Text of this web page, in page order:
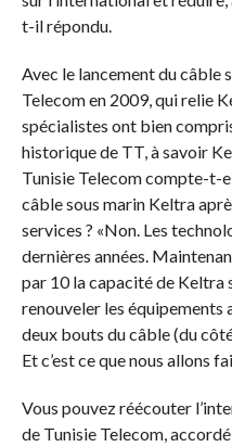
t-il répondu.
Avec le lancement du câble
Telecom en 2009, qui relie
spécialistes ont bien
historique de TT, à savoir
Tunisie Telecom compte-t-
câble sous marin Keltra
services ? «Non. Les
dernières années.
par 10 la capacité de Keltra
renouveler les équipements
deux bouts du câble (du
Et c’est ce que nous allons
Vous pouvez réécouter
de Tunisie Telecom,